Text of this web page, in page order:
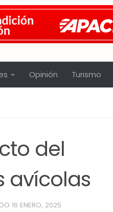
Opinión Turismo
del
avícolas
16 ENERO, 2025